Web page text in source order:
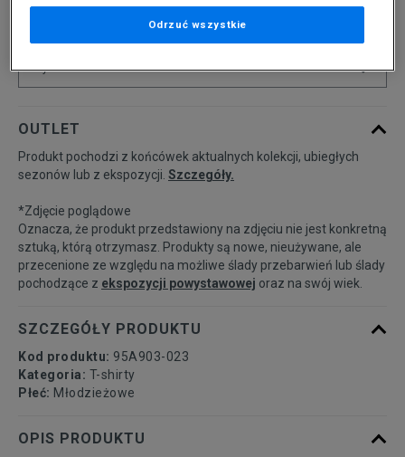
Jeśli artykuł będzie ponownie dostępny, otrzymasz od nas
Wybierz rozmiar
128 -132 cm Powiadom o dostępności
132 - 147 cm
147 - 163 cm Powiadom o dostępności
163 - 175 cm
OUTLET
Produkt pochodzi z końcówek aktualnych kolekcji, ubiegłych
sezonów lub z ekspozycji. Szczegóły.
*Zdjęcie poglądowe
Oznacza, że produkt przedstawiony na zdjęciu nie jest konkretną
sztuką, którą otrzymasz. Produkty są nowe, nieużywane, ale
przecenione ze względu na możliwe ślady przebarwień lub ślady
pochodzące z ekspozycji powystawowej oraz na swój wiek.
SZCZEGÓŁY PRODUKTU
Kod produktu: 95A903-023
Kategoria: T-shirty
Płeć: Młodzieżowe
OPIS PRODUKTU
Odrzuć wszystkie